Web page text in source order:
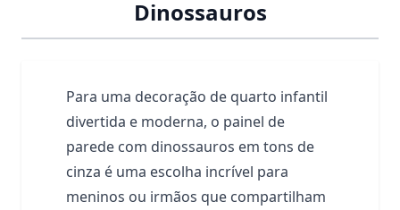
Dinossauros
Para uma decoração de quarto infantil
divertida e moderna, o painel de
parede com dinossauros em tons de
cinza é uma escolha incrível para
meninos ou irmãos que compartilham